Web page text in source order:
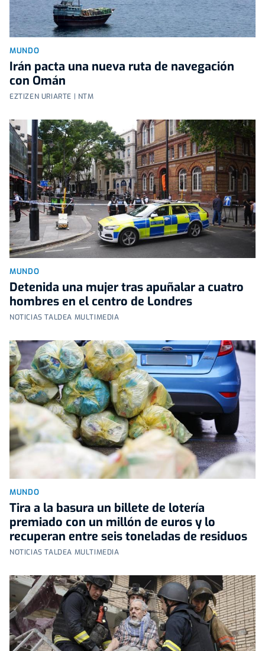
MUNDO
Irán pacta una nueva ruta de navegación
con Omán
EZTIZEN URIARTE | NTM
MUNDO
Detenida una mujer tras apuñalar a cuatro
hombres en el centro de Londres
NOTICIAS TALDEA MULTIMEDIA
MUNDO
Tira a la basura un billete de lotería
premiado con un millón de euros y lo
recuperan entre seis toneladas de residuos
NOTICIAS TALDEA MULTIMEDIA